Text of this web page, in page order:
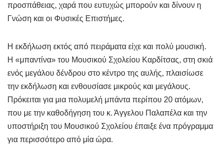
προσπάθειας, χαρά που ευτυχώς μπορούν και δίνουν η
Γνώση και οι Φυσικές Επιστήμες.
Η εκδήλωση εκτός από πειράματα είχε και πολύ μουσική.
Η «μπαντίνα» του Μουσικού Σχολείου Καρδίτσας, στη σκιά
ενός μεγάλου δένδρου στο κέντρο της αυλής, πλαισίωσε
την εκδήλωση και ενθουσίασε μικρούς και μεγάλους.
Πρόκειται για μια πολυμελή μπάντα περίπου 20 ατόμων,
που με την καθοδήγηση του κ. Άγγελου Παλαπέλα και την
υποστήριξη του Μουσικού Σχολείου έπαιξε ένα πρόγραμμα
για περισσότερο από μία ώρα.